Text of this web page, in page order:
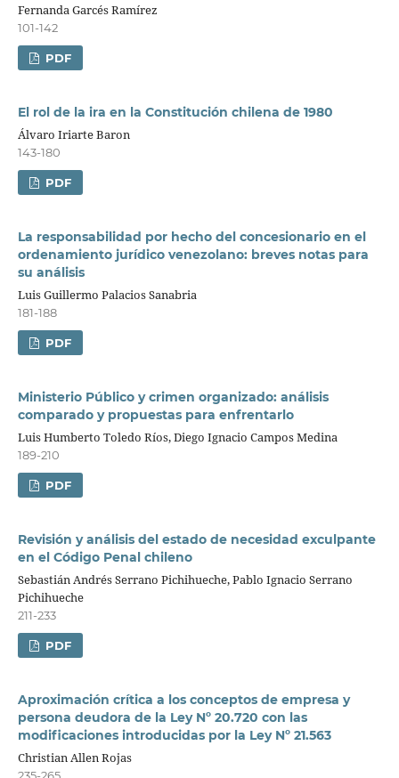
Fernanda Garcés Ramírez
101-142
PDF
El rol de la ira en la Constitución chilena de 1980
Álvaro Iriarte Baron
143-180
PDF
La responsabilidad por hecho del concesionario en el
ordenamiento jurídico venezolano: breves notas para
su análisis
Luis Guillermo Palacios Sanabria
181-188
PDF
Ministerio Público y crimen organizado: análisis
comparado y propuestas para enfrentarlo
Luis Humberto Toledo Ríos, Diego Ignacio Campos Medina
189-210
PDF
Revisión y análisis del estado de necesidad exculpante
en el Código Penal chileno
Sebastián Andrés Serrano Pichihueche, Pablo Ignacio Serrano
Pichihueche
211-233
PDF
Aproximación crítica a los conceptos de empresa y
persona deudora de la Ley Nº 20.720 con las
modificaciones introducidas por la Ley Nº 21.563
Christian Allen Rojas
235-265